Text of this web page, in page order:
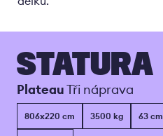
STATURA
PlateauTři náprava
806x220 cm 3500 kg 63 cm